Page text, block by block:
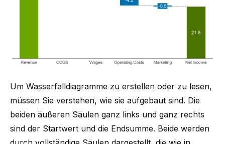
Um Wasserfalldiagramme zu erstellen oder zu lesen,
müssen Sie verstehen, wie sie aufgebaut sind. Die
beiden äußeren Säulen ganz links und ganz rechts
sind der Startwert und die Endsumme. Beide werden